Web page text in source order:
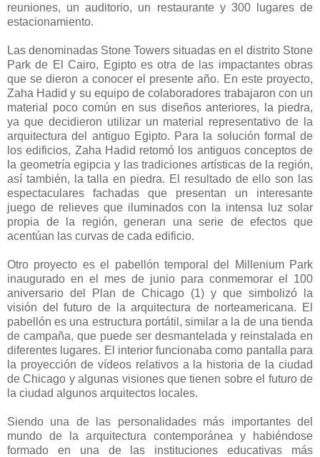
reuniones, un auditorio, un restaurante y 300 lugares de
estacionamiento.
Las denominadas Stone Towers situadas en el distrito Stone
Park de El Cairo, Egipto es otra de las impactantes obras
que se dieron a conocer el presente año. En este proyecto,
Zaha Hadid y su equipo de colaboradores trabajaron con un
material poco común en sus diseños anteriores, la piedra,
ya que decidieron utilizar un material representativo de la
arquitectura del antiguo Egipto. Para la solución formal de
los edificios, Zaha Hadid retomó los antiguos conceptos de
la geometría egipcia y las tradiciones artísticas de la región,
así también, la talla en piedra. El resultado de ello son las
espectaculares fachadas que presentan un interesante
juego de relieves que iluminados con la intensa luz solar
propia de la región, generan una serie de efectos que
acentúan las curvas de cada edificio.
Otro proyecto es el pabellón temporal del Millenium Park
inaugurado en el mes de junio para conmemorar el 100
aniversario del Plan de Chicago (1) y que simbolizó la
visión del futuro de la arquitectura de norteamericana. El
pabellón es una estructura portátil, similar a la de una tienda
de campaña, que puede ser desmantelada y reinstalada en
diferentes lugares. El interior funcionaba como pantalla para
la proyección de vídeos relativos a la historia de la ciudad
de Chicago y algunas visiones que tienen sobre el futuro de
la ciudad algunos arquitectos locales.
Siendo una de las personalidades más importantes del
mundo de la arquitectura contemporánea y habiéndose
formado en una de las instituciones educativas más